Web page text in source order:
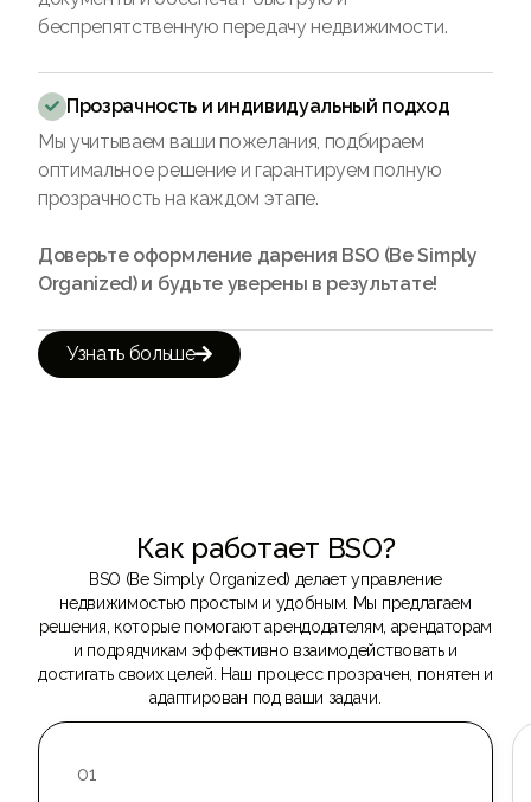
беспрепятственную передачу недвижимости.
 Прозрачность и индивидуальный подход
Мы учитываем ваши пожелания, подбираем
оптимальное решение и гарантируем полную
прозрачность на каждом этапе.
Доверьте оформление дарения BSO (Be Simply
Organized) и будьте уверены в результате!
Узнать больше
Как работает BSO?
BSO (Be Simply Organized) делает управление
недвижимостью простым и удобным. Мы предлагаем
решения, которые помогают арендодателям, арендаторам
и подрядчикам эффективно взаимодействовать и
достигать своих целей. Наш процесс прозрачен, понятен и
адаптирован под ваши задачи.
01